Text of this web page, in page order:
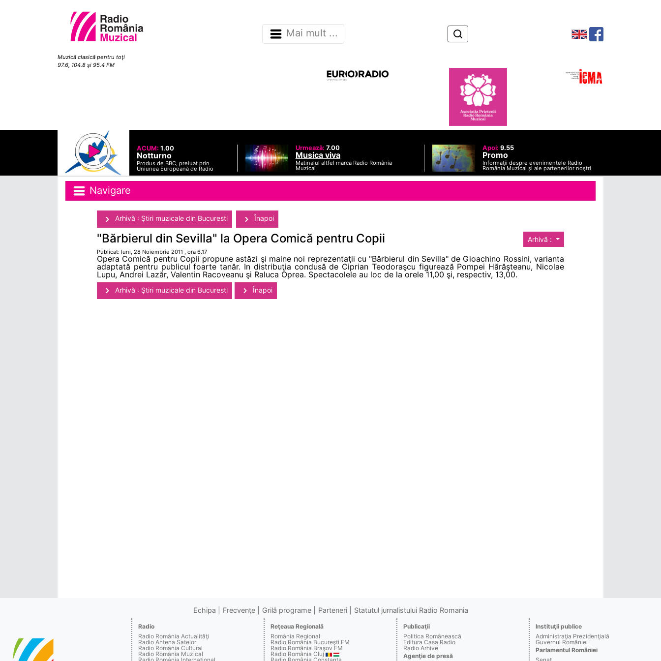
Muzică clasică pentru toţi
97.6, 104.8 şi 95.4 FM
Mai mult ...
ACUM: 1.00
Notturno
Produs de BBC, preluat prin
Uniunea Europeană de Radio
Urmează: 7.00
Musica viva
Matinalul altfel marca Radio România
Muzical
Apoi: 9.55
Promo
Informaţii despre evenimentele Radio
România Muzical şi ale partenerilor noştri
Navigare
Arhivă : Ştiri muzicale din Bucuresti Înapoi
Arhivă :
"Bărbierul din Sevilla" la Opera Comică pentru Copii
Publicat: luni, 28 Noiembrie 2011 , ora 6.17
Opera Comică pentru Copii propune astăzi şi maine noi reprezentaţii cu "Bărbierul din Sevilla" de Gioachino Rossini, varianta
adaptată pentru publicul foarte tanăr. In distribuţia condusă de Ciprian Teodoraşcu figurează Pompei Hărăşteanu, Nicolae
Lupu, Andrei Lazăr, Valentin Racoveanu şi Raluca Oprea. Spectacolele au loc de la orele 11,00 şi, respectiv, 13,00.
Arhivă : Ştiri muzicale din Bucuresti Înapoi
Echipa Frecvenţe Grilă programe Parteneri Statutul jurnalistului Radio Romania
Radio
Radio România Actualităţi
Radio Antena Satelor
Radio România Cultural
Radio România Muzical
Reţeaua Regională
România Regional
Radio România Bucureşti FM
Radio România Braşov FM
Radio România Cluj
Publicaţii
Politica Românească
Editura Casa Radio
Radio Arhive
Agenţie de presă
Instituţii publice
Administraţia Prezidenţială
Guvernul României
Parlamentul României